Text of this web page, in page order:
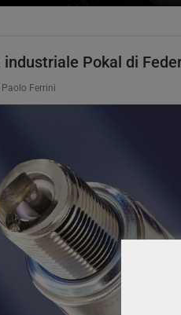
industriale Pokal di
Paolo Ferrini